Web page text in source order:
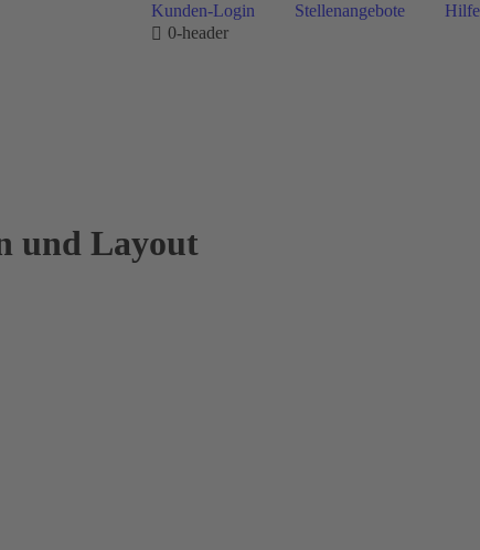
Kunden-Login Stellenangebote
Hilfe
0-header
und Layout